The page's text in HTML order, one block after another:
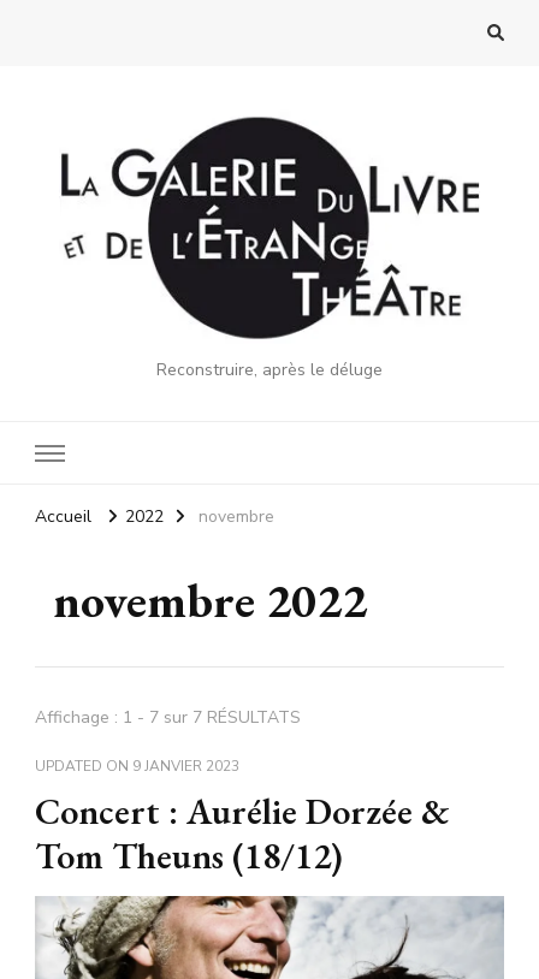
Reconstruire, après le déluge
Accueil 2022 novembre
novembre 2022
Affichage : 1 - 7 sur 7 RÉSULTATS
UPDATED ON 9 JANVIER 2023
Concert : Aurélie Dorzée &
Tom Theuns (18/12)